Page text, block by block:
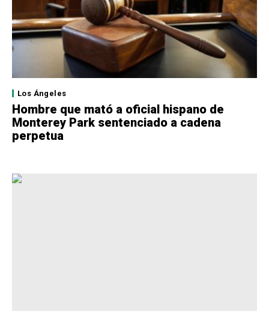
Los Ángeles
Hombre que mató a oficial hispano de
Monterey Park sentenciado a cadena
perpetua